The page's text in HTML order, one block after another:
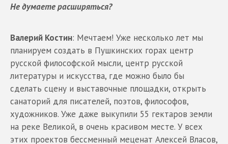
Не думаете расширяться?
Валерий Костин: Мечтаем! Уже несколько лет мы
планируем создать в Пушкинских горах центр
русской философской мысли, центр русской
литературы и искусства, где можно было бы
сделать сцену и выставочные площадки, открыть
санаторий для писателей, поэтов, философов,
художников. Уже даже выкупили 55 гектаров земли
на реке Великой, в очень красивом месте. У всех
этих проектов бессменный меценат Алексей Власов,